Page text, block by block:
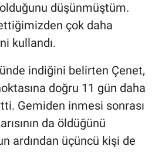
düşünmüştüm.
çok daha
kullandı.
indiğini belirten Çenet,
doğru 11 gün daha
Gemiden inmesi sonrası
da öldüğünü
ardından üçüncü kişi de